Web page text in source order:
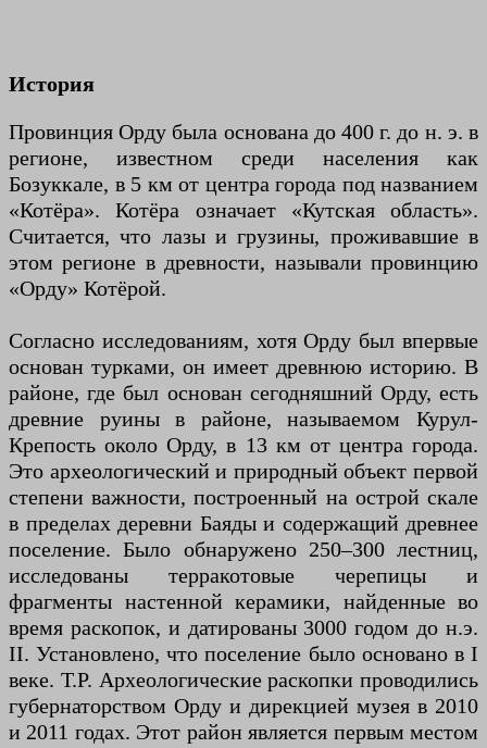
История
Провинция Орду была основана до 400 г. до н. э. в
регионе, известном среди населения как
Бозуккале, в 5 км от центра города под названием
«Котёра». Котёра означает «Кутская область».
Считается, что лазы и грузины, проживавшие в
этом регионе в древности, называли провинцию
«Орду» Котёрой.
Согласно исследованиям, хотя Орду был впервые
основан турками, он имеет древнюю историю. В
районе, где был основан сегодняшний Орду, есть
древние руины в районе, называемом Курул-
Крепость около Орду, в 13 км от центра города.
Это археологический и природный объект первой
степени важности, построенный на острой скале
в пределах деревни Баяды и содержащий древнее
поселение. Было обнаружено 250–300 лестниц,
исследованы терракотовые черепицы и
фрагменты настенной керамики, найденные во
время раскопок, и датированы 3000 годом до н.э.
II. Установлено, что поселение было основано в I
веке. Т.Р. Археологические раскопки проводились
губернаторством Орду и дирекцией музея в 2010
и 2011 годах. Этот район является первым местом